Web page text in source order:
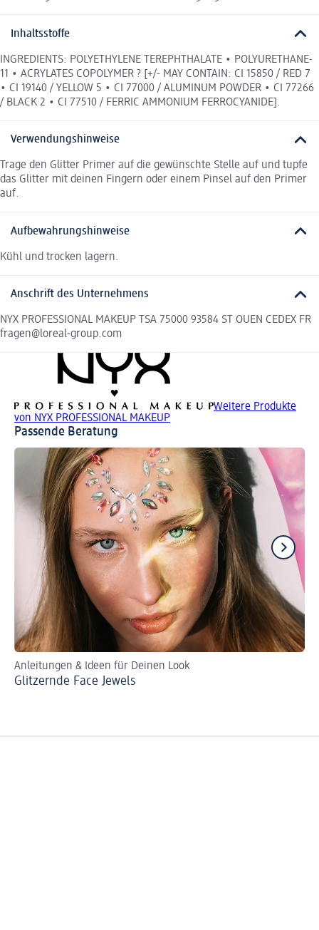
Inhaltsstoffe
INGREDIENTS: POLYETHYLENE TEREPHTHALATE • POLYURETHANE-
11 • ACRYLATES COPOLYMER ? [+/- MAY CONTAIN: CI 15850 / RED 7
• CI 19140 / YELLOW 5 • CI 77000 / ALUMINUM POWDER • CI 77266
/ BLACK 2 • CI 77510 / FERRIC AMMONIUM FERROCYANIDE].
Verwendungshinweise
Trage den Glitter Primer auf die gewünschte Stelle auf und tupfe
das Glitter mit deinen Fingern oder einem Pinsel auf den Primer
auf.
Aufbewahrungshinweise
Kühl und trocken lagern.
Anschrift des Unternehmens
NYX PROFESSIONAL MAKEUP TSA 75000 93584 ST OUEN CEDEX FR
fragen@loreal-group.com
Weitere Produkte
von NYX PROFESSIONAL MAKEUP
Passende Beratung
Anleitungen & Ideen für Deinen Look
Glitzernde Face Jewels